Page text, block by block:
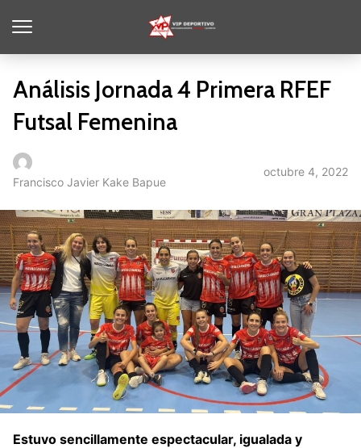
Análisis Jornada 4 Primera RFEF
Futsal Femenina
Francisco Javier Kake Bapue
octubre 4, 2022
Estuvo sencillamente espectacular, igualada y